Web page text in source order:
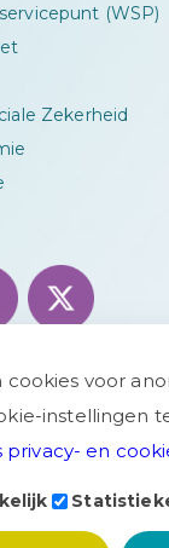
(WSP)
Zekerheid
cookies voor
instellingen
privacy- en